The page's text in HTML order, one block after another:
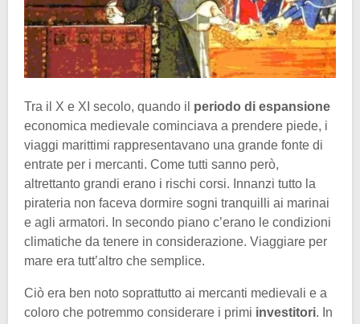
Tra il X e XI secolo, quando il periodo di espansione
economica medievale cominciava a prendere piede, i
viaggi marittimi rappresentavano una grande fonte di
entrate per i mercanti. Come tutti sanno però,
altrettanto grandi erano i rischi corsi. Innanzi tutto la
pirateria non faceva dormire sogni tranquilli ai marinai
e agli armatori. In secondo piano c’erano le condizioni
climatiche da tenere in considerazione. Viaggiare per
mare era tutt’altro che semplice.
Ciò era ben noto soprattutto ai mercanti medievali e a
coloro che potremmo considerare i primi investitori. In